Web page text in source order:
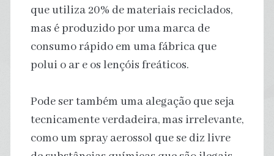
que utiliza 20% de materiais reciclados,
mas é produzido por uma marca de
consumo rápido em uma fábrica que
polui o ar e os lençóis freáticos.
Pode ser também uma alegação que seja
tecnicamente verdadeira, mas irrelevante,
como um spray aerossol que se diz livre